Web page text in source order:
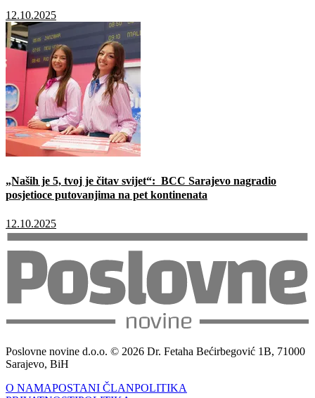
12.10.2025
„Naših je 5, tvoj je čitav svijet“: BCC Sarajevo nagradio
posjetioce putovanjima na pet kontinenata
12.10.2025
Poslovne novine d.o.o. © 2026 Dr. Fetaha Bećirbegović 1B, 71000
Sarajevo, BiH
O NAMAPOSTANI ČLANPOLITIKA